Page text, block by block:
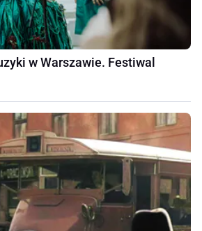
w Warszawie. Festiwal